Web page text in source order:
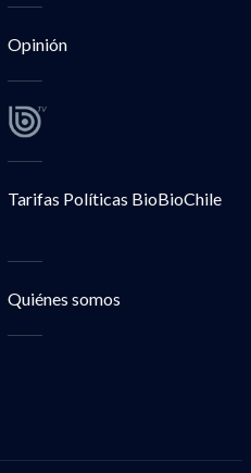
Opinión
Tarifas Políticas BioBioChile
Quiénes somos